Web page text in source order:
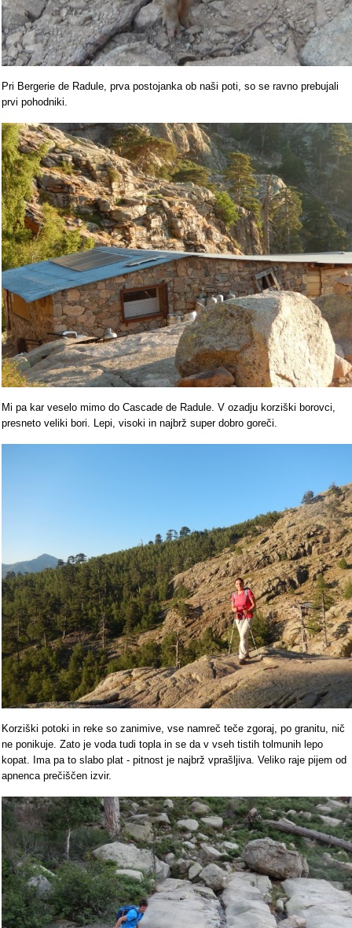
Pri Bergerie de Radule, prva postojanka ob naši poti, so se ravno prebujali
prvi pohodniki.
Mi pa kar veselo mimo do Cascade de Radule. V ozadju korziški borovci,
presneto veliki bori. Lepi, visoki in najbrž super dobro goreči.
Korziški potoki in reke so zanimive, vse namreč teče zgoraj, po granitu, nič
ne ponikuje. Zato je voda tudi topla in se da v vseh tistih tolmunih lepo
kopat. Ima pa to slabo plat - pitnost je najbrž vprašljiva. Veliko raje pijem od
apnenca prečiščen izvir.